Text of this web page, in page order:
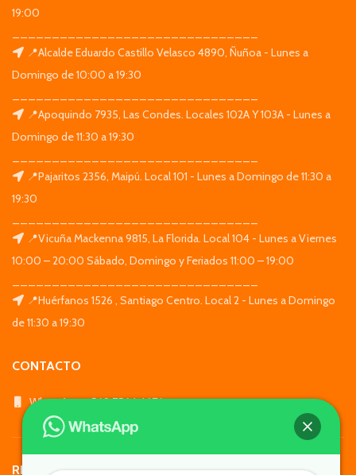
19:00
📍Alcalde Eduardo Castillo Velasco 4890, Ñuñoa - Lunes a
Domingo de 10:00 a 19:30
📍Apoquindo 7935, Las Condes. Locales 102A Y 103A - Lunes a
Domingo de 11:30 a 19:30
📍Pajaritos 2356, Maipú. Local 101 - Lunes a Domingo de 11:30 a
19:30
📍Vicuña Mackenna 9815, La Florida. Local 104 - Lunes a Viernes
10:00 – 20:00 Sábado, Domingo y Feriados 11:00 – 19:00
📍Huérfanos 1526 , Santiago Centro. Local 2 - Lunes a Domingo
de 11:30 a 19:30
CONTACTO
WhatsApp: +569 7564 4676
REDES SOCIALES